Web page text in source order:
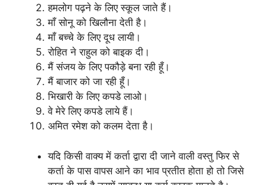
हमलोग पढ़ने के लिए स्कूल जाते हैं।
माँ सोनू को खिलौना देती है।
माँ बच्चे के लिए दूध लायी।
रोहित ने राहुल को बाइक दी।
मैं संजय के लिए पकौड़े बना रही हूँ।
मैं बाजार को जा रही हूँ।
भिखारी के लिए कपडे लाओ।
वे मेरे लिए कपडे लाये हैं।
अमित रमेश को कलम देता है।
यदि किसी वाक्य में कर्ता द्वारा दी जाने वाली वस्तु फिर से
कर्ता के पास वापस आने का भाव प्रतीत होता हो तो जिसे